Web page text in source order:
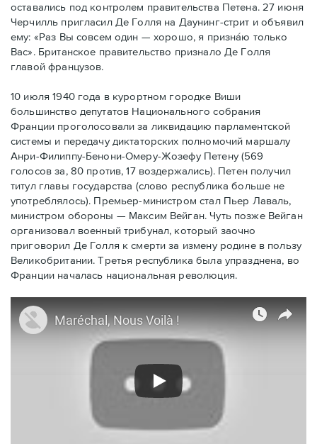
оставались под контролем правительства Петена. 27 июня
Черчилль пригласил Де Голля на Даунинг-стрит и объявил
ему: «Раз Вы совсем один — хорошо, я признáю только
Вас». Британское правительство признало Де Голля
главой французов.
10 июля 1940 года в курортном городке Виши
большинство депутатов Национального собрания
Франции проголосовали за ликвидацию парламентской
системы и передачу диктаторских полномочий маршалу
Анри-Филиппу-Бенони-Омеру-Жозефу Петену (569
голосов за, 80 против, 17 воздержались). Петен получил
титул главы государства (слово республика больше не
употреблялось). Премьер-министром стал Пьер Лаваль,
министром обороны — Максим Вейган. Чуть позже Вейган
организовал военный трибунал, который заочно
приговорил Де Голля к смерти за измену родине в пользу
Великобритании. Третья республика была упразднена, во
Франции началась национальная революция.